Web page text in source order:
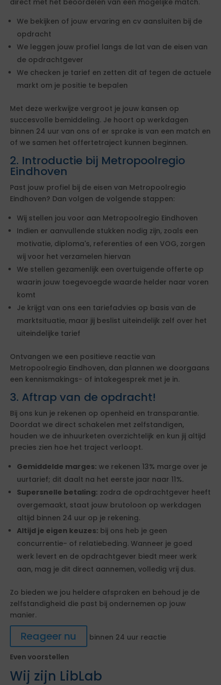
We bekijken of jouw ervaring en cv aansluiten bij de
opdracht
We leggen jouw profiel langs de lat van de eisen van
de opdrachtgever
We checken je tarief en zetten dit af tegen de actuele
markt om je positie te bepalen
Met deze werkwijze vergroot je jouw kansen op
succesvolle bemiddeling. Je hoort op werkdagen
binnen 24 uur van ons of er sprake is van een match en
of we samen het offertetraject kunnen beginnen.
2. Introductie bij Metropoolregio
Eindhoven
Past jouw profiel bij de eisen van Metropoolregio
Eindhoven? Dan volgen de volgende stappen:
Wij stellen jou voor aan Metropoolregio Eindhoven
Indien er aanvullende stukken nodig zijn, zoals een
motivatie, diploma's, referenties of een VOG, zorgen
wij voor het verzamelen hiervan
We stellen gezamenlijk een overtuigende offerte op
waarin jouw toegevoegde waarde helder naar voren
komt
Je krijgt van ons een tariefadvies op basis van de
marktsituatie, maar jij beslist uiteindelijk zelf over het
uiteindelijke tarief
Ontvangen we een positieve reactie van
Metropoolregio Eindhoven, dan plannen we doorgaans
een kennismakings- of intakegesprek met je in.
3. Aftrap van de opdracht!
Bij ons kun je rekenen op openheid en transparantie.
Doordat we direct schakelen met zelfstandigen,
houden we de inhuurketen overzichtelijk en kun jij altijd
precies zien hoe het traject verloopt.
Gemiddelde marges: we rekenen 13% marge over je
uurtarief; dit daalt na het eerste jaar naar 11%.
Supersnelle betaling: zodra de opdrachtgever heeft
overgemaakt, staat jouw brutoloon op werkdagen
altijd binnen 24 uur op je rekening.
Altijd je eigen keuzes: bij ons heb je geen
concurrentie- of relatiebeding. Wanneer je goed
werk levert en de opdrachtgever biedt meer werk
aan, mag je dit direct aannemen, volledig vrij dus.
Zo bieden we jou heldere afspraken en behoud je de
zelfstandigheid die past bij ondernemen op jouw
manier.
Reageer nu
binnen 24 uur reactie
Even voorstellen
Wij zijn LibLab